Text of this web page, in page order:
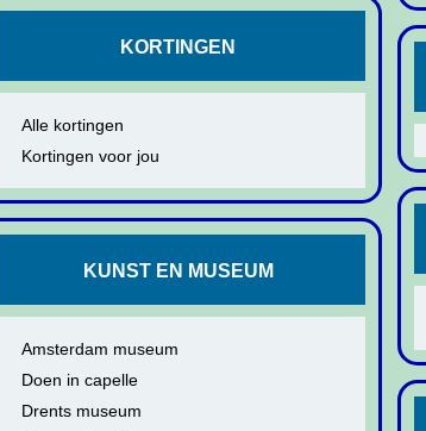
KORTINGEN
Alle kortingen
Kortingen voor jou
KUNST EN MUSEUM
Amsterdam museum
Doen in capelle
Drents museum